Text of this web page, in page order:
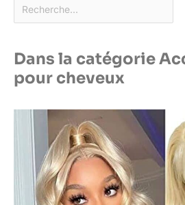
Dans la catégorie
pour cheveux